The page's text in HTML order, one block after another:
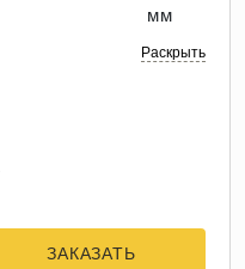
мм
Раскрыть
ЗАКАЗАТЬ